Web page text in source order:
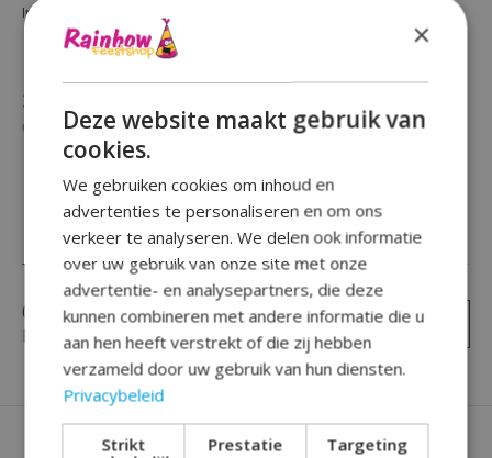
Incl. btw
(0)
Beschikbaarheid in de winkel controleren
Reviews (0)
0 sterren op basis van0
beoordelingen
Je beoordeling toevoegen
×
Deze website maakt gebruik van
cookies.
We gebruiken cookies om inhoud en
advertenties te personaliseren en om ons
verkeer te analyseren. We delen ook informatie
over uw gebruik van onze site met onze
advertentie- en analysepartners, die deze
kunnen combineren met andere informatie die u
aan hen heeft verstrekt of die zij hebben
verzameld door uw gebruik van hun diensten.
Privacybeleid
Strikt
Prestatie Targeting